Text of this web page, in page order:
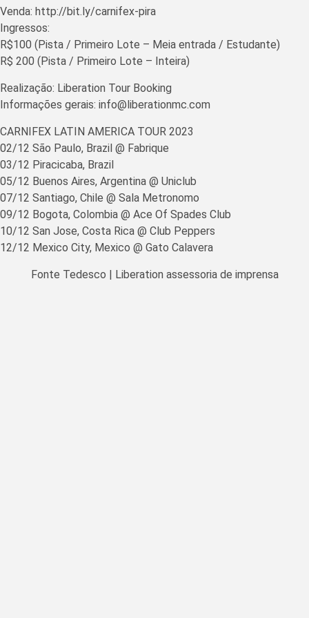
Venda: http://bit.ly/carnifex-pira
Ingressos:
R$100 (Pista / Primeiro Lote – Meia entrada / Estudante)
R$ 200 (Pista / Primeiro Lote – Inteira)
Realização: Liberation Tour Booking
Informações gerais: info@liberationmc.com
CARNIFEX LATIN AMERICA TOUR 2023
02/12 São Paulo, Brazil @ Fabrique
03/12 Piracicaba, Brazil
05/12 Buenos Aires, Argentina @ Uniclub
07/12 Santiago, Chile @ Sala Metronomo
09/12 Bogota, Colombia @ Ace Of Spades Club
10/12 San Jose, Costa Rica @ Club Peppers
12/12 Mexico City, Mexico @ Gato Calavera
Fonte Tedesco | Liberation assessoria de imprensa